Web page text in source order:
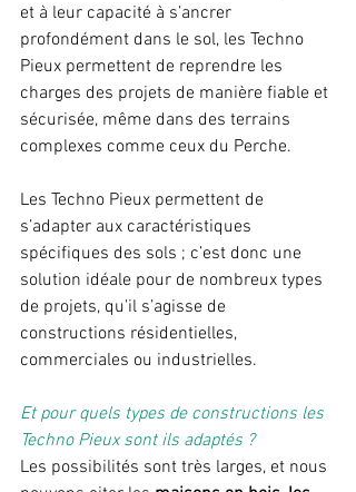
et à leur capacité à s’ancrer
profondément dans le sol, les Techno
Pieux permettent de reprendre les
charges des projets de manière fiable et
sécurisée, même dans des terrains
complexes comme ceux du Perche.
Les Techno Pieux permettent de
s’adapter aux caractéristiques
spécifiques des sols ; c’est donc une
solution idéale pour de nombreux types
de projets, qu’il s’agisse de
constructions résidentielles,
commerciales ou industrielles.
Et pour quels types de constructions les
Techno Pieux sont ils adaptés ?
Les possibilités sont très larges, et nous